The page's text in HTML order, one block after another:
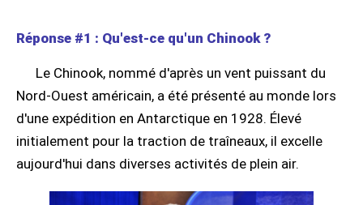
Réponse #1 : Qu'est-ce qu'un Chinook ?
Le Chinook, nommé d'après un vent puissant du
Nord-Ouest américain, a été présenté au monde lors
d'une expédition en Antarctique en 1928. Élevé
initialement pour la traction de traîneaux, il excelle
aujourd'hui dans diverses activités de plein air.